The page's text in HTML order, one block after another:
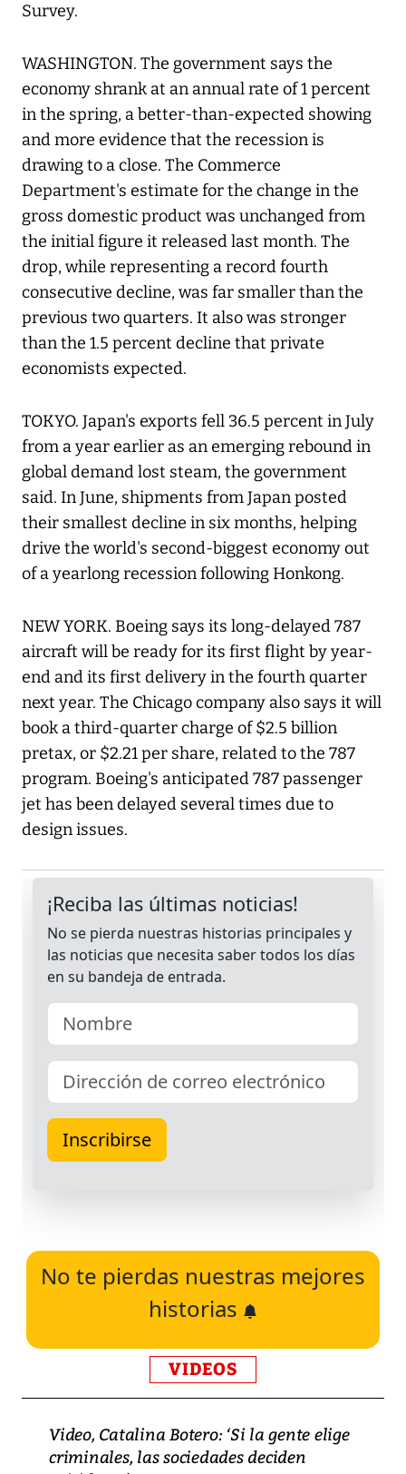
Survey.
WASHINGTON. The government says the
economy shrank at an annual rate of 1 percent
in the spring, a better-than-expected showing
and more evidence that the recession is
drawing to a close. The Commerce
Department's estimate for the change in the
gross domestic product was unchanged from
the initial figure it released last month. The
drop, while representing a record fourth
consecutive decline, was far smaller than the
previous two quarters. It also was stronger
than the 1.5 percent decline that private
economists expected.
TOKYO. Japan's exports fell 36.5 percent in July
from a year earlier as an emerging rebound in
global demand lost steam, the government
said. In June, shipments from Japan posted
their smallest decline in six months, helping
drive the world's second-biggest economy out
of a yearlong recession following Honkong.
NEW YORK. Boeing says its long-delayed 787
aircraft will be ready for its first flight by year-
end and its first delivery in the fourth quarter
next year. The Chicago company also says it will
book a third-quarter charge of $2.5 billion
pretax, or $2.21 per share, related to the 787
program. Boeing's anticipated 787 passenger
jet has been delayed several times due to
design issues.
No te pierdas nuestras mejores
historias
VIDEOS
Video, Catalina Botero: ‘Si la gente elige
criminales, las sociedades deciden